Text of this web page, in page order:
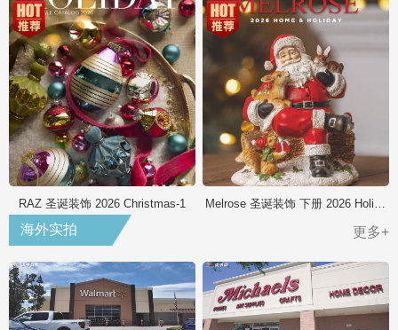
RAZ 圣诞装饰 2026 Christmas-1 Melrose 圣诞装饰 下册 2026 Holiday
海外实拍 更多+